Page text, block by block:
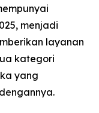
menjadi
layanan
kategori
yang